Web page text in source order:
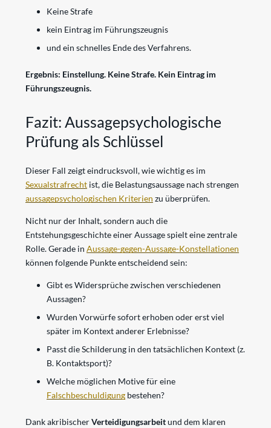
Keine Strafe
kein Eintrag im Führungszeugnis
und ein schnelles Ende des Verfahrens.
Ergebnis: Einstellung. Keine Strafe. Kein Eintrag im
Führungszeugnis.
Fazit: Aussagepsychologische
Prüfung als Schlüssel
Dieser Fall zeigt eindrucksvoll, wie wichtig es im
Sexualstrafrecht ist, die Belastungsaussage nach strengen
aussagepsychologischen Kriterien zu überprüfen.
Nicht nur der Inhalt, sondern auch die
Entstehungsgeschichte einer Aussage spielt eine zentrale
Rolle. Gerade in Aussage-gegen-Aussage-Konstellationen
können folgende Punkte entscheidend sein:
Gibt es Widersprüche zwischen verschiedenen
Aussagen?
Wurden Vorwürfe sofort erhoben oder erst viel
später im Kontext anderer Erlebnisse?
Passt die Schilderung in den tatsächlichen Kontext (z.
B. Kontaktsport)?
Welche möglichen Motive für eine
Falschbeschuldigung bestehen?
Dank akribischerVerteidigungsarbeitund dem klaren